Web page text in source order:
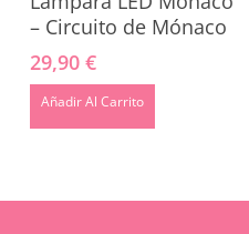
– Circuito de Mónaco
29,90 €
Añadir Al Carrito